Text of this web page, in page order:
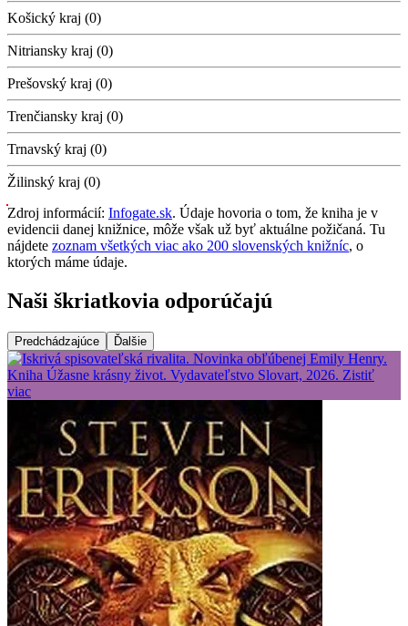
Košický kraj (0)
Nitriansky kraj (0)
Prešovský kraj (0)
Trenčiansky kraj (0)
Trnavský kraj (0)
Žilinský kraj (0)
Zdroj informácií: Infogate.sk. Údaje hovoria o tom, že kniha je v
evidencii danej knižnice, môže však už byť aktuálne požičaná. Tu
nájdete zoznam všetkých viac ako 200 slovenských knižníc, o
ktorých máme údaje.
Naši škriatkovia odporúčajú
Predchádzajúce Ďalšie